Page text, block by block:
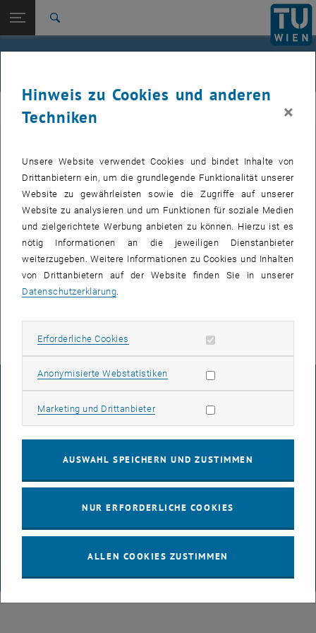
TU Login
Studium
International
Zur 1. Menü Ebene
femTUme
Zurück: Subseiten von femTUme auflisten
Zurück zur letzten Ebene:
femTUme
Jour fixe
femTUme
VERANSTALTUNGEN VOM 17. JULI 2026
Stammtisch 04.08.
04
AUG. 26
04 August 2026 bis
–
ANDERE tba, 1060 Wien
© TU Wien# 65814
IMPRESSUM
BARRIEREFREIHEITSERKLÄRUNG
DATENSCHUTZERKLÄRUNG (PDF)
COOKIEEINSTELLUNGEN
Hinweis zu Cookies und anderen
Techniken
×
Unsere Website verwendet Cookies und bindet Inhalte von
Drittanbietern ein, um die grundlegende Funktionalität unserer
Website zu gewährleisten sowie die Zugriffe auf unserer
Website zu analysieren und um Funktionen für soziale Medien
und zielgerichtete Werbung anbieten zu können. Hierzu ist es
nötig Informationen an die jeweiligen Dienstanbieter
weiterzugeben. Weitere Informationen zu Cookies und Inhalten
von Drittanbietern auf der Website finden Sie in unserer
Datenschutzerklärung.
Erforderliche Cookies Erforderliche Cookies zulassen
Anonymisierte WebstatistikenStatistik Cookies zulassen
Marketing und DrittanbieterMarketing Cookies zulassen
AUSWAHL SPEICHERN UND ZUSTIMMEN
NUR ERFORDERLICHE COOKIES
ALLEN COOKIES ZUSTIMMEN